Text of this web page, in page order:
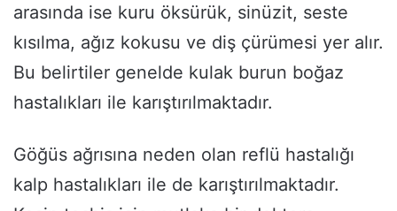
arasında ise kuru öksürük, sinüzit, seste
kısılma, ağız kokusu ve diş çürümesi yer alır.
Bu belirtiler genelde kulak burun boğaz
hastalıkları ile karıştırılmaktadır.
Göğüs ağrısına neden olan reflü hastalığı
kalp hastalıkları ile de karıştırılmaktadır.